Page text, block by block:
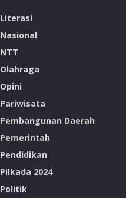
Literasi
Nasional
NTT
Olahraga
Opini
Pariwisata
Pembangunan Daerah
Pemerintah
Pendidikan
Pilkada 2024
Politik